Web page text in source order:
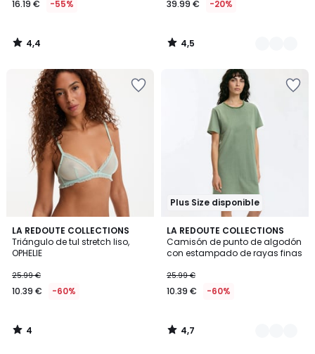
en
de
35.99
descuento
aplicado.
16.19 € -55%
4,4
/
39.99 € -20%
4,5
/
LA REDOUTE COLLECTIONS
Triángulo de tul stretch liso,
OPHELIE
25.99 €
10.39 € -60%
4
/
5
4
/
Plus Size disponible
LA REDOUTE COLLECTIONS
Camisón de punto de algodón
con estampado de rayas finas
25.99 €
10.39 € -60%
4,7
/ 5
2
Colores
4,7
/